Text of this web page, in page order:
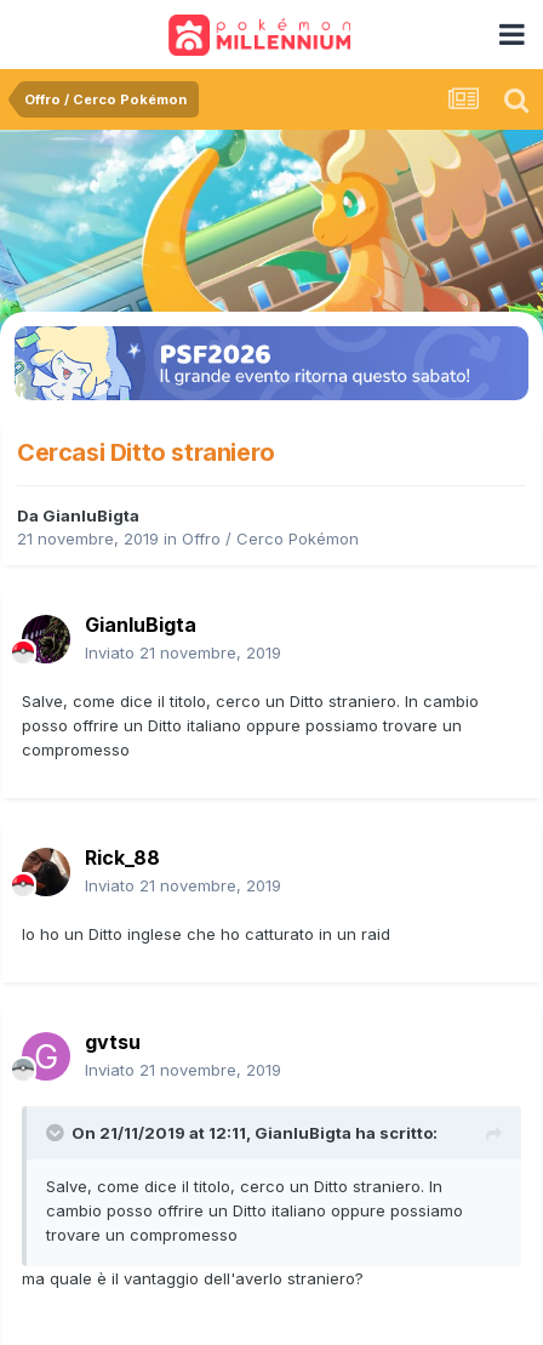
Offro / Cerco Pokémon
Cercasi Ditto straniero
Da GianluBigta
21 novembre, 2019 in Offro / Cerco Pokémon
GianluBigta
Inviato 21 novembre, 2019
Salve, come dice il titolo, cerco un Ditto straniero. In cambio
posso offrire un Ditto italiano oppure possiamo trovare un
compromesso
Rick_88
Inviato 21 novembre, 2019
Io ho un Ditto inglese che ho catturato in un raid
gvtsu
Inviato 21 novembre, 2019
On 21/11/2019 at 12:11, GianluBigta ha scritto:
Salve, come dice il titolo, cerco un Ditto straniero. In
cambio posso offrire un Ditto italiano oppure possiamo
trovare un compromesso
ma quale è il vantaggio dell'averlo straniero?